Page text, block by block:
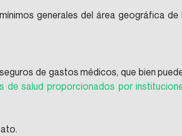
generales del área geográfica de
de gastos médicos, que bien
de salud proporcionados por